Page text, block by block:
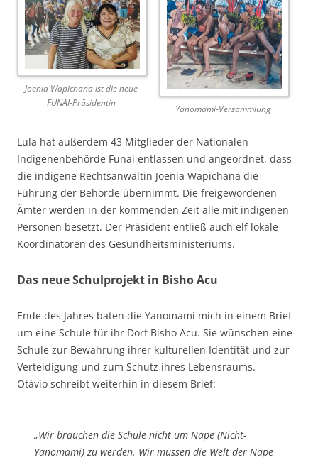
Joenia Wapichana ist die neue
FUNAI-Präsidentin
Yanomami-Versammlung
Lula hat außerdem 43 Mitglieder der Nationalen
Indigenenbehörde Funai entlassen und angeordnet, dass
die indigene Rechtsanwältin Joenia Wapichana die
Führung der Behörde übernimmt. Die freigewordenen
Ämter werden in der kommenden Zeit alle mit indigenen
Personen besetzt. Der Präsident entließ auch elf lokale
Koordinatoren des Gesundheitsministeriums.
Das neue Schulprojekt in Bisho Acu
Ende des Jahres baten die Yanomami mich in einem Brief
um eine Schule für ihr Dorf Bisho Acu. Sie wünschen eine
Schule zur Bewahrung ihrer kulturellen Identität und zur
Verteidigung und zum Schutz ihres Lebensraums.
Otávio schreibt weiterhin in diesem Brief:
„Wir brauchen die Schule nicht um Nape (Nicht-
Yanomami) zu werden. Wir müssen die Welt der Nape